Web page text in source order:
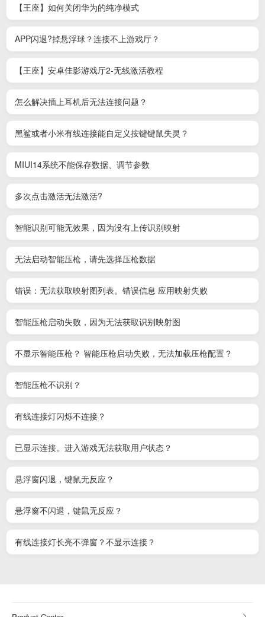
【王座】如何关闭华为的纯净模式
APP闪退?掉悬浮球？连接不上游戏厅？
【王座】安卓佳影游戏厅2-无线激活教程
怎么解决插上耳机后无法连接问题？
黑鲨或者小米有线连接能自定义按键键鼠失灵？
MIUI14系统不能保存数据、调节参数
多次点击激活无法激活?
智能识别可能无效果，因为没有上传识别映射
无法启动智能压枪，请先选择压枪数据
错误：无法获取映射图列表。错误信息 应用映射失败
智能压枪启动失败，因为无法获取识别映射图
不显示智能压枪？ 智能压枪启动失败，无法加载压枪配置？
智能压枪不识别？
有线连接灯闪烁不连接？
已显示连接。进入游戏无法获取用户状态？
悬浮窗闪退，键鼠无反应？
悬浮窗不闪退，键鼠无反应？
有线连接灯长亮不弹窗？不显示连接？